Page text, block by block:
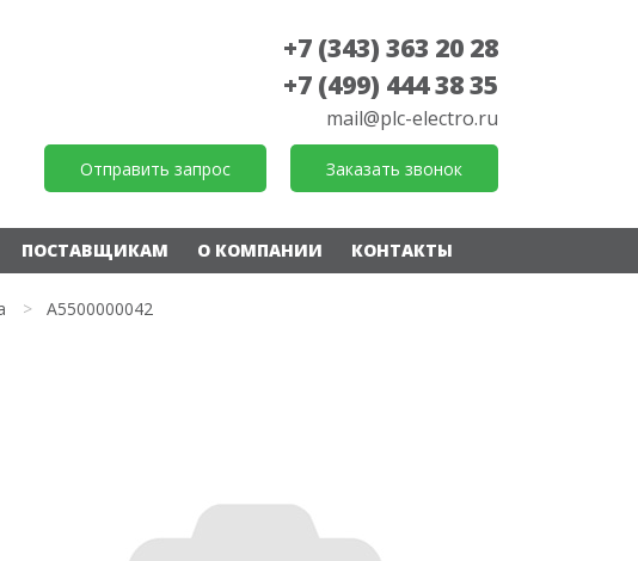
+7 (343) 363 20 28
+7 (499) 444 38 35
mail@plc-electro.ru
Отправить запрос Заказать звонок
ПОСТАВЩИКАМ О КОМПАНИИ КОНТАКТЫ
> A5500000042